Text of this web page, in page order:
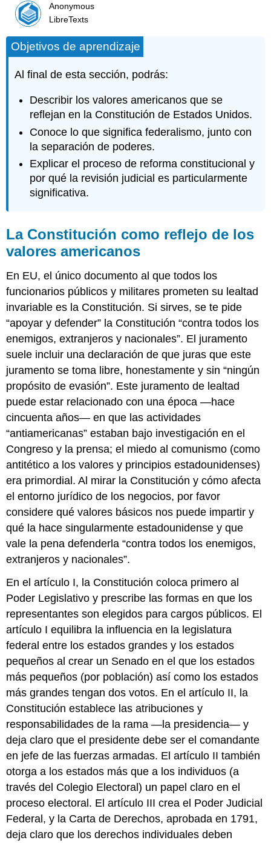
Anonymous
LibreTexts
Objetivos de aprendizaje
Al final de esta sección, podrás:
Describir los valores americanos que se
reflejan en la Constitución de Estados Unidos.
Conoce lo que significa federalismo, junto con
la separación de poderes.
Explicar el proceso de reforma constitucional y
por qué la revisión judicial es particularmente
significativa.
La Constitución como reflejo de los
valores americanos
En EU, el único documento al que todos los
funcionarios públicos y militares prometen su lealtad
invariable es la Constitución. Si sirves, se te pide
“apoyar y defender” la Constitución “contra todos los
enemigos, extranjeros y nacionales”. El juramento
suele incluir una declaración de que juras que este
juramento se toma libre, honestamente y sin “ningún
propósito de evasión”. Este juramento de lealtad
puede estar relacionado con una época —hace
cincuenta años— en que las actividades
“antiamericanas” estaban bajo investigación en el
Congreso y la prensa; el miedo al comunismo (como
antitético a los valores y principios estadounidenses)
era primordial. Al mirar la Constitución y cómo afecta
el entorno jurídico de los negocios, por favor
considere qué valores básicos nos puede impartir y
qué la hace singularmente estadounidense y que
vale la pena defenderla “contra todos los enemigos,
extranjeros y nacionales”.
En el artículo I, la Constitución coloca primero al
Poder Legislativo y prescribe las formas en que los
representantes son elegidos para cargos públicos. El
artículo I equilibra la influencia en la legislatura
federal entre los estados grandes y los estados
pequeños al crear un Senado en el que los estados
más pequeños (por población) así como los estados
más grandes tengan dos votos. En el artículo II, la
Constitución establece las atribuciones y
responsabilidades de la rama —la presidencia— y
deja claro que el presidente debe ser el comandante
en jefe de las fuerzas armadas. El artículo II también
otorga a los estados más que a los individuos (a
través del Colegio Electoral) un papel claro en el
proceso electoral. El artículo III crea el Poder Judicial
Federal, y la Carta de Derechos, aprobada en 1791,
deja claro que los derechos individuales deben